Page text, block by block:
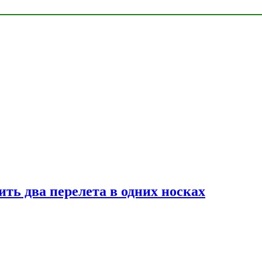
два перелета в одних носках